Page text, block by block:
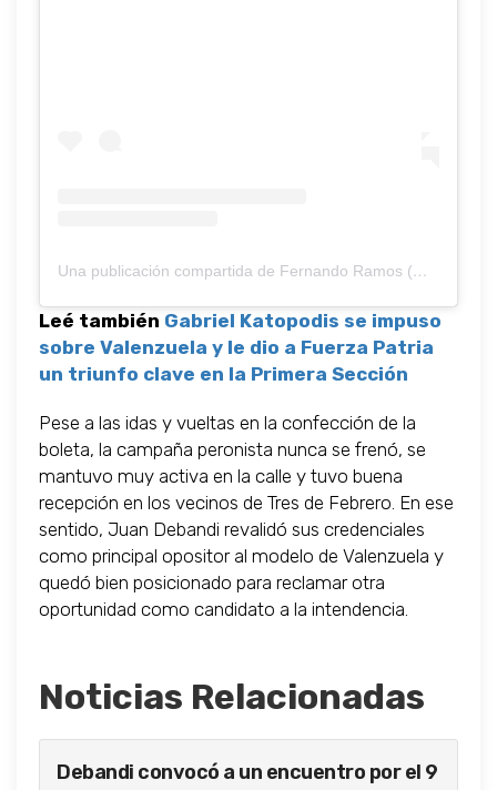
Una publicación compartida de Fernando Ramos (@3framos)
Leé también Gabriel Katopodis se impuso
sobre Valenzuela y le dio a Fuerza Patria
un triunfo clave en la Primera Sección
Pese a las idas y vueltas en la confección de la
boleta, la campaña peronista nunca se frenó, se
mantuvo muy activa en la calle y tuvo buena
recepción en los vecinos de Tres de Febrero. En ese
sentido, Juan Debandi revalidó sus credenciales
como principal opositor al modelo de Valenzuela y
quedó bien posicionado para reclamar otra
oportunidad como candidato a la intendencia.
Noticias Relacionadas
Debandi convocó a un encuentro por el 9